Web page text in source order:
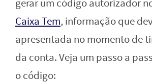
gerar um código autorizador
Caixa Tem, informação que
apresentada no momento de
da conta. Veja um passo a
o código: